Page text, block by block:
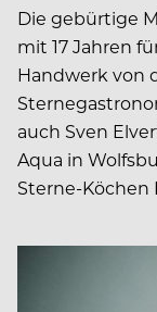
Die gebürtige
mit 17 Jahren
Handwerk von
auch Sven
Aqua in
Sterne-Köchen